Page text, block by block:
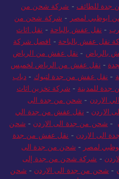
للطائف - شركة شحن من
ابوظبي لمصر - شركة شحن من
- نقل عفش بالباحة - نقل اثاث
نقل عفش بالباحة - افضل شركة
بالرياض - نقل عفش من الرياض
- نقل عفش من الرياض لخميس
- نقل عفش من جدة لتبوك - دباب
للمدينة - شركة تخزين اثاث
الاردن - شحن من جدة الى
الاردن - نقل عفش من جدة الي
- شحن من جدة الى الاردن - شحن
الى الاردن - نقل عفش من جدة
لمصر - شحن من جدة الى
- شركة شحن من جدة إلى
- شحن من جدة الى الاردن - شحن